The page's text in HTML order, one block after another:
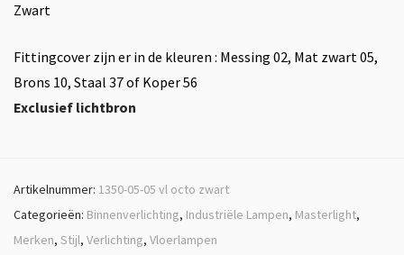
Zwart
Fittingcover zijn er in de kleuren : Messing 02, Mat zwart 05,
Brons 10, Staal 37 of Koper 56
Exclusief lichtbron
Artikelnummer: 1350-05-05 vl octo zwart
Categorieën: Binnenverlichting, Industriële Lampen, Masterlight,
Merken, Stijl, Verlichting, Vloerlampen